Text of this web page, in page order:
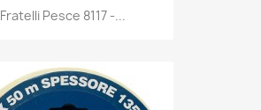
Anteprima
Fratelli Pesce 8117 -...